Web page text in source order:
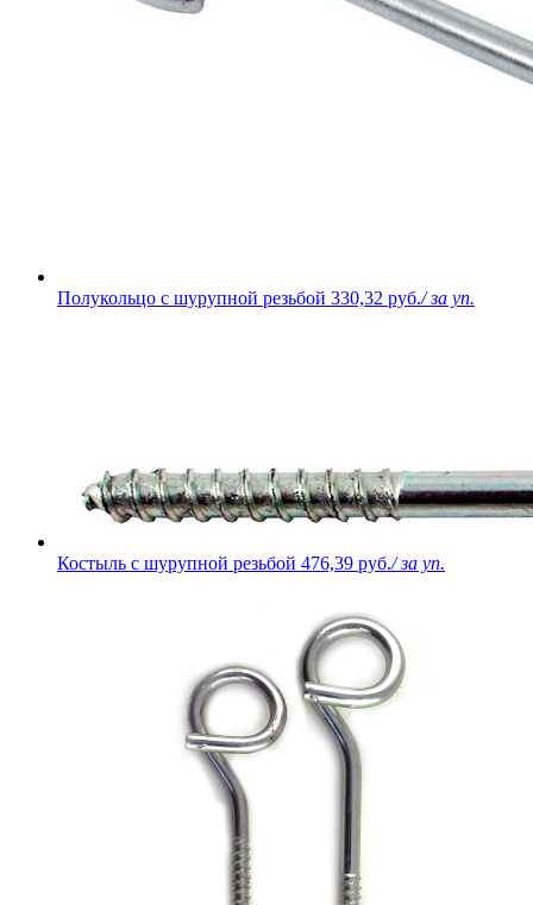
Полукольцо с шурупной резьбой 330,32 руб./ за уп.
Костыль с шурупной резьбой 476,39 руб./ за уп.